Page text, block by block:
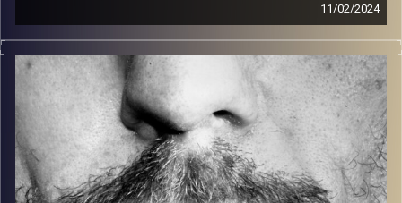
11/02/2024
זיפים, מוזיקה מחוספסת של הופעות חיות. הרבה ג'אם, רוק,
בלוז, bluegrass, ג'אז, Fאנק, פרוגרסיב ואפילו אלקטרוניקה.
כל מה שחי, אמיתי ונושם.
עם שמוליק רגב.
קרדיט תמונות: David Goehring